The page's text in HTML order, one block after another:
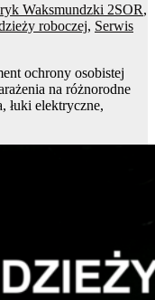
Waksmundzki 2SOR,
roboczej, Serwis
ochrony osobistej
na różnorodne
łuki elektryczne,